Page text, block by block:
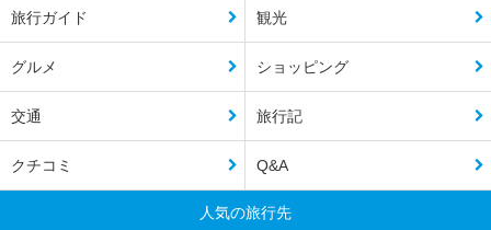
旅行ガイド 観光
グルメ ショッピング
交通 旅行記
クチコミ Q&A
人気の旅行先